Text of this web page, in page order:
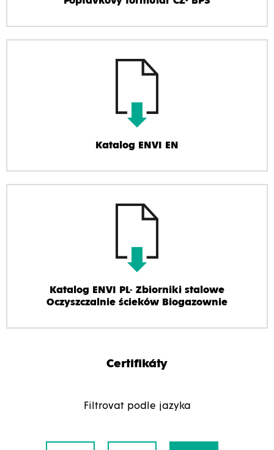
Katalog ENVI EN
Katalog ENVI PL- Zbiorniki stalowe
Oczyszczalnie ścieków Biogazownie
Certifikáty
Filtrovat podle jazyka